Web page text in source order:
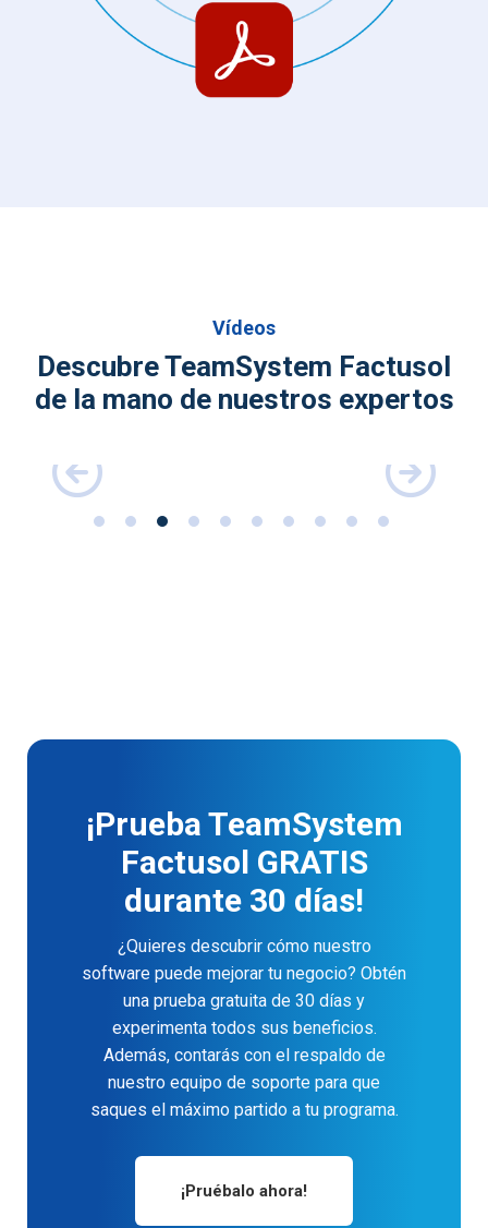
Vídeos
Descubre TeamSystem Factusol
de la mano de nuestros expertos
¡Prueba TeamSystem
Factusol GRATIS
durante 30 días!
¿Quieres descubrir cómo nuestro
software puede mejorar tu negocio? Obtén
una prueba gratuita de 30 días y
experimenta todos sus beneficios.
Además, contarás con el respaldo de
nuestro equipo de soporte para que
saques el máximo partido a tu programa.
¡Pruébalo ahora!